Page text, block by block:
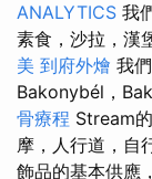
ANALYTICS 我
素食，沙拉，漢
美 到府外燴 我
Bakonybél，
骨療程 Stream
摩，人行道，自
飾品的基本供應